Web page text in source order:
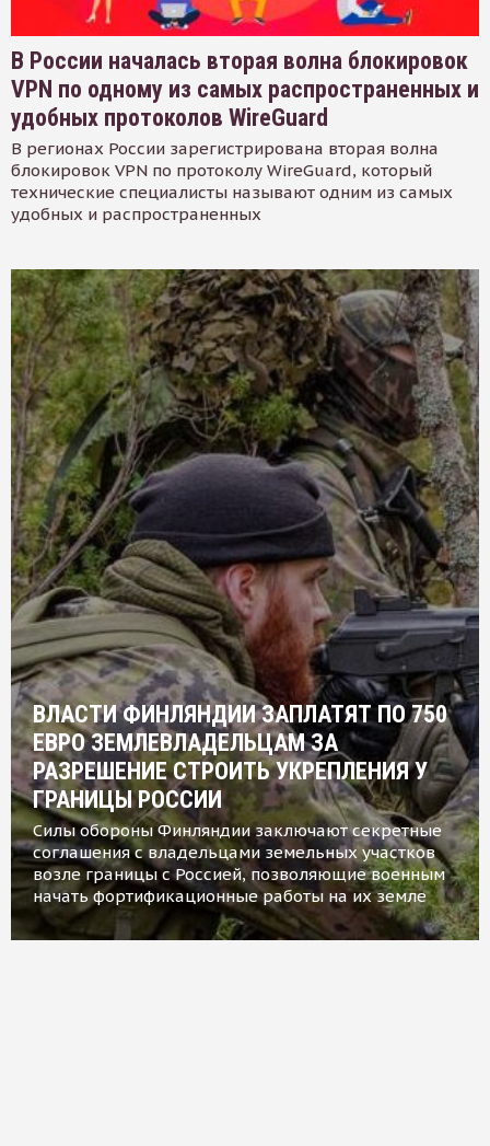
В России началась вторая волна блокировок
VPN по одному из самых распространенных и
удобных протоколов WireGuard
В регионах России зарегистрирована вторая волна
блокировок VPN по протоколу WireGuard, который
технические специалисты называют одним из самых
удобных и распространенных
ВЛАСТИ ФИНЛЯНДИИ ЗАПЛАТЯТ ПО 750
ЕВРО ЗЕМЛЕВЛАДЕЛЬЦАМ ЗА
РАЗРЕШЕНИЕ СТРОИТЬ УКРЕПЛЕНИЯ У
ГРАНИЦЫ РОССИИ
Силы обороны Финляндии заключают секретные
соглашения с владельцами земельных участков
возле границы с Россией, позволяющие военным
начать фортификационные работы на их земле